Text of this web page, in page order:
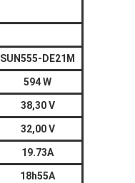
SUN555-DE21M
594 W
38,30 V
32,00 V
19.73A
18h55A